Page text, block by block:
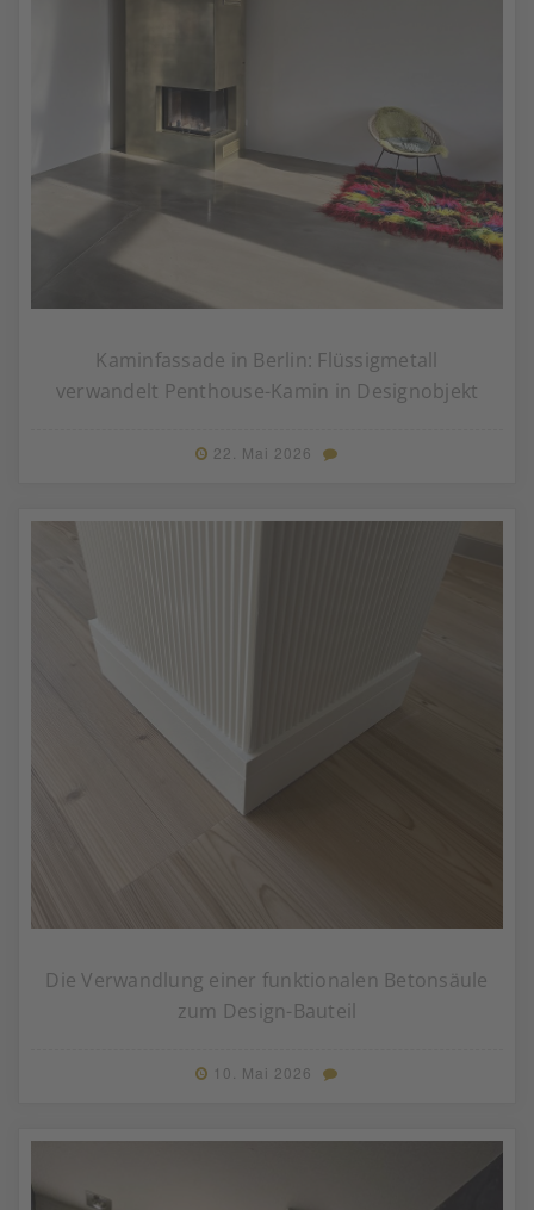
Kaminfassade in Berlin: Flüssigmetall
verwandelt Penthouse-Kamin in Designobjekt
22. Mai 2026
Die Verwandlung einer funktionalen Betonsäule
zum Design-Bauteil
10. Mai 2026